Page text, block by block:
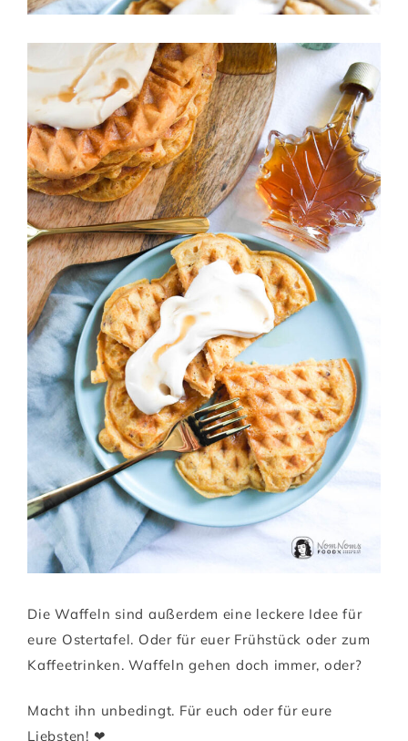
Die Waffeln sind außerdem eine leckere Idee für
eure Ostertafel. Oder für euer Frühstück oder zum
Kaffeetrinken. Waffeln gehen doch immer, oder?
Macht ihn unbedingt. Für euch oder für eure
Liebsten! ❤